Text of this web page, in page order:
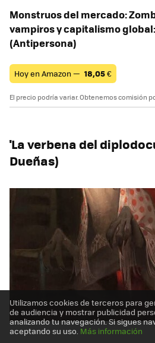
Monstruos del mercado:
vampiros y capitalismo global:
(Antipersona)
Hoy en Amazon — 18,05€
El precio podría variar. Obtenemos comisión
'La verbena del
Dueñas)
Utilizamos cookies de terceros para
de audiencia y mostrar publicidad
analizando tu navegación. Si sigues
aceptando su uso. Más información